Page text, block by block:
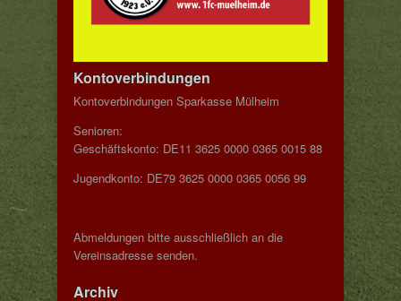
Kontoverbindungen
Kontoverbindungen Sparkasse Mülheim
Senioren:
Geschäftskonto: DE11 3625 0000 0365 0015 88
Jugendkonto: DE79 3625 0000 0365 0056 99
Abmeldungen bitte ausschließlich an die
Vereinsadresse senden.
Archiv